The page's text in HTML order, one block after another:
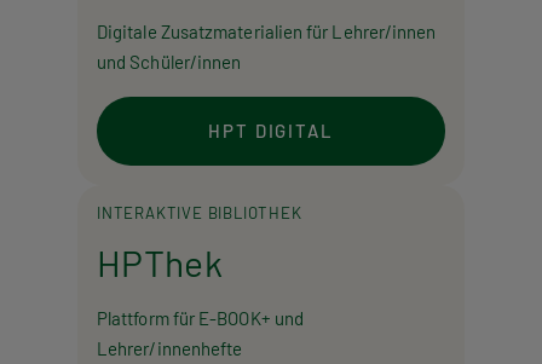
Digitale Zusatzmaterialien für Lehrer/innen
und Schüler/innen
HPT DIGITAL
INTERAKTIVE BIBLIOTHEK
HPThek
Plattform für E-BOOK+ und
Lehrer/innenhefte